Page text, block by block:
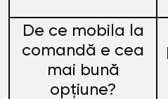
De ce mobila la
comandă e cea
mai bună
opțiune?